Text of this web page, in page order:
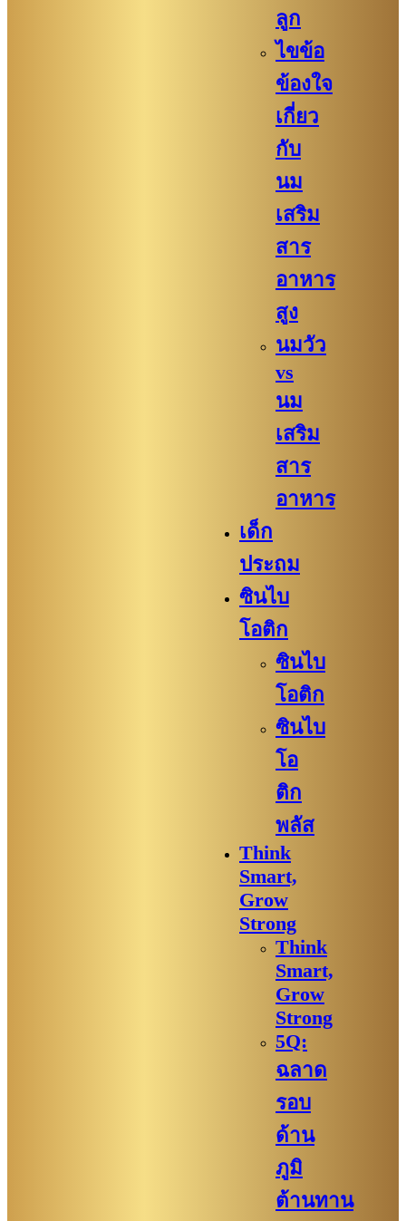
ลูก
ไขข้อ
ข้องใจ
เกี่ยว
กับ
นม
เสริม
สาร
อาหาร
สูง
นมวัว
vs
นม
เสริม
สาร
อาหาร
เด็ก
ประถม
ซินไบ
โอติก
ซินไบ
โอติก
ซินไบ
โอ
ติก
พลัส
Think
Smart,
Grow
Strong
Think
Smart,
Grow
Strong
5Q:
ฉลาด
รอบ
ด้าน
ภูมิ
ต้านทาน